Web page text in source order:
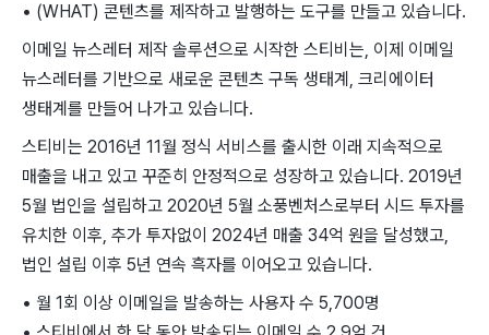
• (WHAT) 콘텐츠를 제작하고 발행하는 도구를 만들고 있습니다.
이메일 뉴스레터 제작 솔루션으로 시작한 스티비는, 이제 이메일
뉴스레터를 기반으로 새로운 콘텐츠 구독 생태계, 크리에이터
생태계를 만들어 나가고 있습니다.
스티비는 2016년 11월 정식 서비스를 출시한 이래 지속적으로
매출을 내고 있고 꾸준히 안정적으로 성장하고 있습니다. 2019년
5월 법인을 설립하고 2020년 5월 소풍벤처스로부터 시드 투자를
유치한 이후, 추가 투자없이 2024년 매출 34억 원을 달성했고,
법인 설립 이후 5년 연속 흑자를 이어오고 있습니다.
• 월 1회 이상 이메일을 발송하는 사용자 수 5,700명